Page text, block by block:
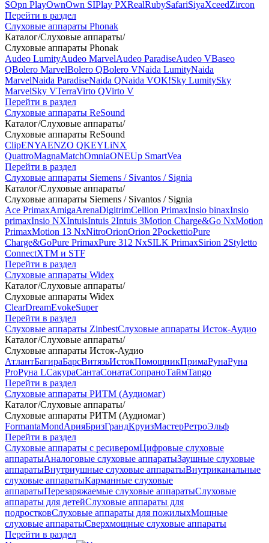
SOpn PlayOwnOwn SIPlay PXRealRubySafariSiyaXceedZircon
Перейти в раздел
Слуховые аппараты Phonak
Каталог/Слуховые аппараты/
Слуховые аппараты Phonak
Audeo LumityAudeo MarvelAudeo ParadiseAudeo VBaseo
QBolero MarvelBolero QBolero VNaida LumityNaida
MarvelNaida ParadiseNaida QNaida VOK!Sky LumitySky
MarvelSky VTerraVirto QVirto V
Перейти в раздел
Слуховые аппараты ReSound
Каталог/Слуховые аппараты/
Слуховые аппараты ReSound
ClipENYAENZO QKEYLiNX
QuattroMagnaMatchOmniaONEUp SmartVea
Перейти в раздел
Слуховые аппараты Siemens / Sivantos / Signia
Каталог/Слуховые аппараты/
Слуховые аппараты Siemens / Sivantos / Signia
Ace PrimaxAmigaArenaDigitrimCellion PrimaxInsio binaxInsio
primaxInsio NXIntuisIntuis 2Intuis 3Motion Charge&Go NxMotion
PrimaxMotion 13 NxNitroOrionOrion 2PockettioPure
Charge&GoPure PrimaxPure 312 NxSILK PrimaxSirion 2Styletto
ConnectXTM и STF
Перейти в раздел
Слуховые аппараты Widex
Каталог/Слуховые аппараты/
Слуховые аппараты Widex
ClearDreamEvokeSuper
Перейти в раздел
Слуховые аппараты ZinbestСлуховые аппараты Исток-Аудио
Каталог/Слуховые аппараты/
Слуховые аппараты Исток-Аудио
АтлантБагираБарсВитязьИстокПомощникПримаРунаРуна
ProРуна LСакураСантаСонатаСопраноТаймTango
Перейти в раздел
Слуховые аппараты РИТМ (Аудиомаг)
Каталог/Слуховые аппараты/
Слуховые аппараты РИТМ (Аудиомаг)
FormantaMondАрияБризГрандКруизМастерРетроЭльф
Перейти в раздел
Слуховые аппараты с ресиверомЦифровые слуховые
аппаратыАналоговые слуховые аппаратыЗаушные слуховые
аппаратыВнутриушные слуховые аппаратыВнутриканальные
слуховые аппаратыКарманные слуховые
аппаратыПерезаряжаемые слуховые аппаратыСлуховые
аппараты для детейСлуховые аппараты для
подростковСлуховые аппараты для пожилыхМощные
слуховые аппаратыСверхмощные слуховые аппараты
Перейти в раздел